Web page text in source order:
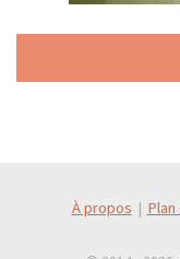
À propos |